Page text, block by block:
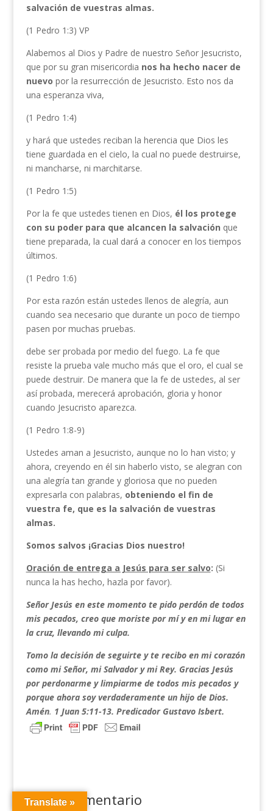
salvación de vuestras almas.
(1 Pedro 1:3) VP
Alabemos al Dios y Padre de nuestro Señor Jesucristo,
que por su gran misericordia nos ha hecho nacer de
nuevo por la resurrección de Jesucristo. Esto nos da
una esperanza viva,
(1 Pedro 1:4)
y hará que ustedes reciban la herencia que Dios les
tiene guardada en el cielo, la cual no puede destruirse,
ni mancharse, ni marchitarse.
(1 Pedro 1:5)
Por la fe que ustedes tienen en Dios, él los protege
con su poder para que alcancen la salvación que
tiene preparada, la cual dará a conocer en los tiempos
últimos.
(1 Pedro 1:6)
Por esta razón están ustedes llenos de alegría, aun
cuando sea necesario que durante un poco de tiempo
pasen por muchas pruebas.
debe ser probada por medio del fuego. La fe que
resiste la prueba vale mucho más que el oro, el cual se
puede destruir. De manera que la fe de ustedes, al ser
así probada, merecerá aprobación, gloria y honor
cuando Jesucristo aparezca.
(1 Pedro 1:8-9)
Ustedes aman a Jesucristo, aunque no lo han visto; y
ahora, creyendo en él sin haberlo visto, se alegran con
una alegría tan grande y gloriosa que no pueden
expresarla con palabras, obteniendo el fin de
vuestra fe, que es la salvación de vuestras
almas.
Somos salvos ¡Gracias Dios nuestro!
Oración de entrega a Jesús para ser salvo: (Si
nunca la has hecho, hazla por favor).
Señor Jesús en este momento te pido perdón de todos
mis pecados, creo que moriste por mí y en mi lugar en
la cruz, llevando mi culpa.
Tomo la decisión de seguirte y te recibo en mi corazón
como mi Señor, mi Salvador y mi Rey. Gracias Jesús
por perdonarme y limpiarme de todos mis pecados y
porque ahora soy verdaderamente un hijo de Dios.
Amén. 1 Juan 5:11-13. Predicador Gustavo Isbert.
Enviar comentario
Translate »